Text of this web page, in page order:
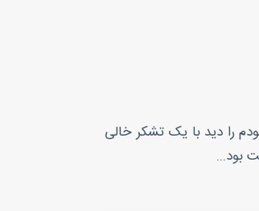
را دید با یک تشکر خالی
بود...